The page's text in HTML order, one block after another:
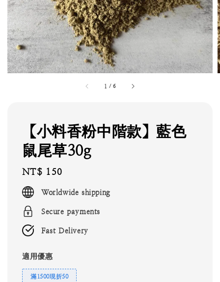
1 /6
【小料香粉中階款】藍色
鼠尾草30g
Regular
price
NT$ 150
Worldwide shipping
Secure payments
Fast Delivery
適用優惠
滿1500現折50